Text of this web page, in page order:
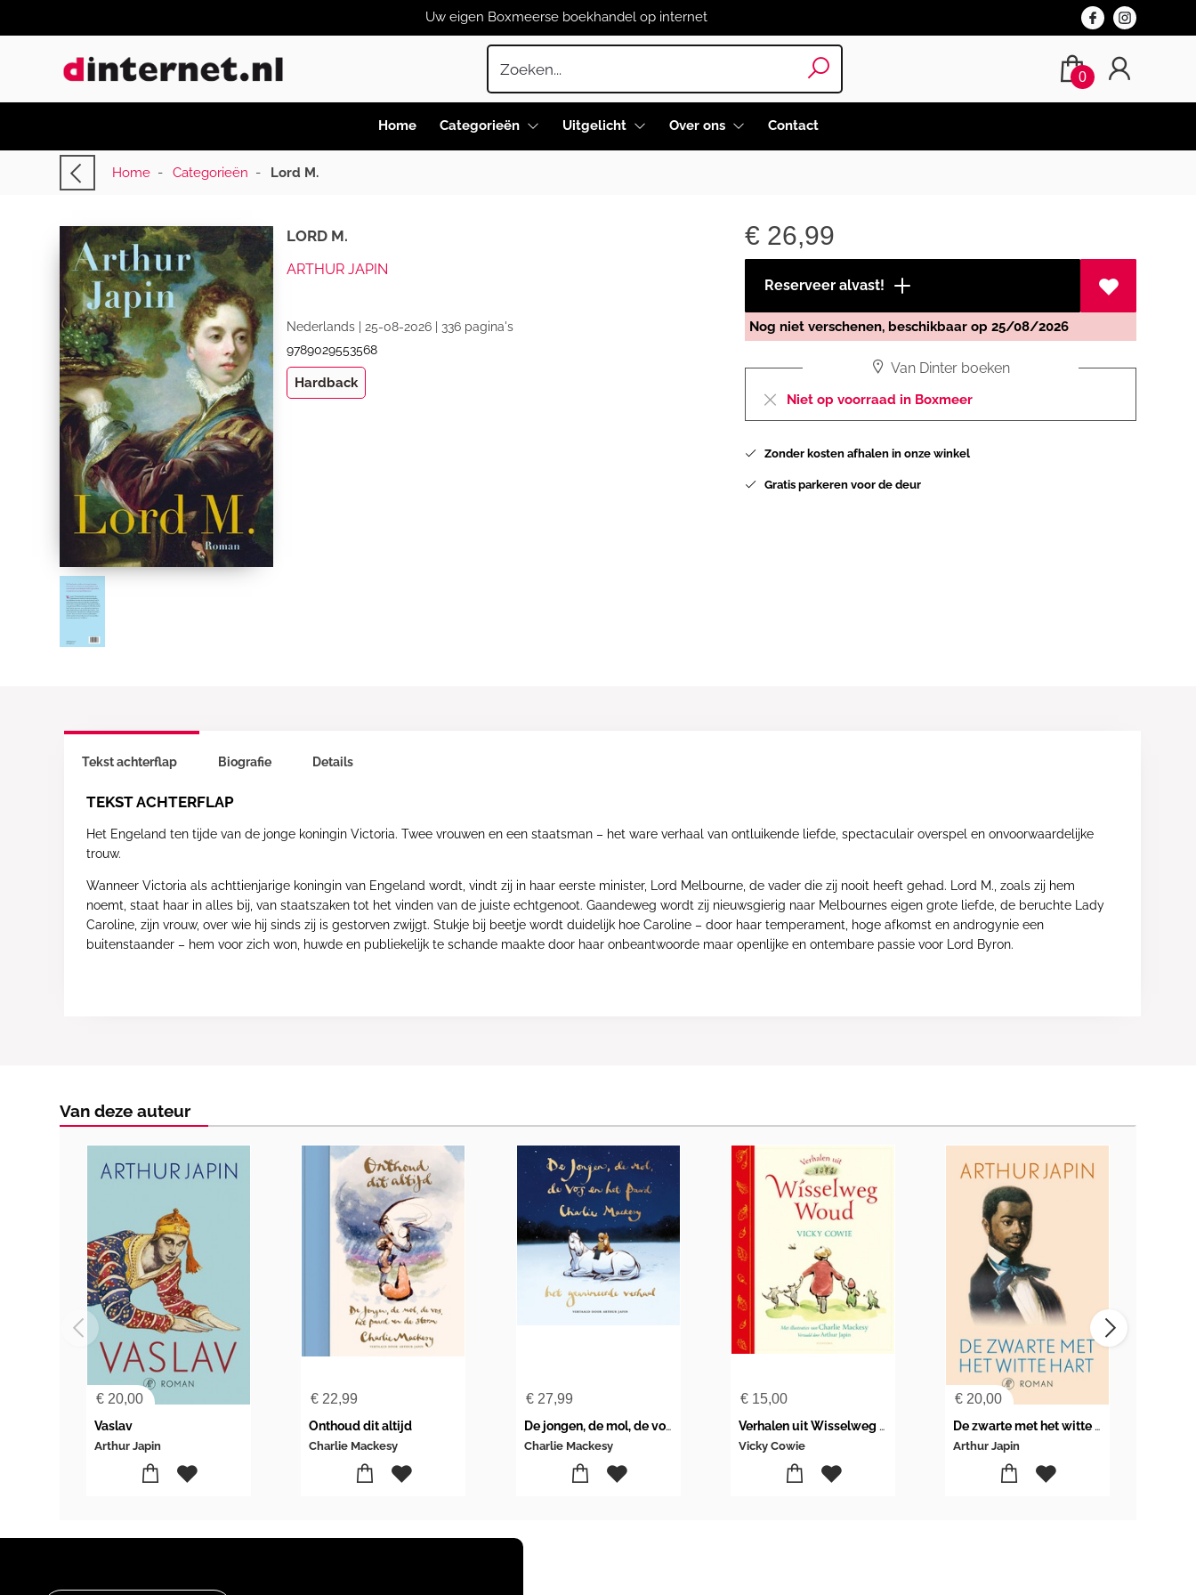
Uw eigen Boxmeerse boekhandel op internet
0
Home Categorieën Uitgelicht Over ons Contact
Home - Categorieën - Lord M.
LORD M.
ARTHUR JAPIN
Nederlands | 25-08-2026 | 336 pagina's
9789029553568
Hardback
€ 26,99
Reserveer alvast!
Nog niet verschenen, beschikbaar op 25/08/2026
Van Dinter boeken
Niet op voorraad in Boxmeer
Zonder kosten afhalen in onze winkel
Gratis parkeren voor de deur
Tekst achterflap
TEKST ACHTERFLAP
Het Engeland ten tijde van de jonge koningin Victoria. Twee vrouwen en een staatsman – het ware verhaal van ontluikende liefde, spectaculair overspel en onvoorwaardelijke
trouw.
Wanneer Victoria als achttienjarige koningin van Engeland wordt, vindt zij in haar eerste minister, Lord Melbourne, de vader die zij nooit heeft gehad. Lord M., zoals zij hem
noemt, staat haar in alles bij, van staatszaken tot het vinden van de juiste echtgenoot. Gaandeweg wordt zij nieuwsgierig naar Melbournes eigen grote liefde, de beruchte Lady
Caroline, zijn vrouw, over wie hij sinds zij is gestorven zwijgt. Stukje bij beetje wordt duidelijk hoe Caroline – door haar temperament, hoge afkomst en androgynie een
buitenstaander – hem voor zich won, huwde en publiekelijk te schande maakte door haar onbeantwoorde maar openlijke en ontembare passie voor Lord Byron.
Biografie Details
Van deze auteur
€ 20,00
Vaslav
Arthur Japin
€ 22,99
Onthoud dit altijd
Charlie Mackesy
€27,99
De jongen, de mol, de vos en het paard - het geanimeerde verhaal
Charlie Mackesy
€15,00
Verhalen uit Wisselweg Woud
Vicky Cowie
€ 20,00
De zwarte met het witte hart
Arthur Japin